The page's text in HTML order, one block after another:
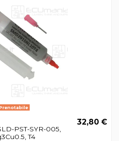
PST-SYR-005,
T4
32,80 €